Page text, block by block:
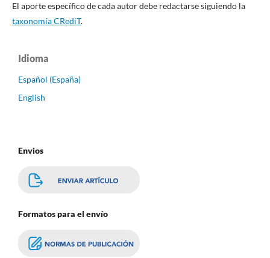
El aporte específico de cada autor debe redactarse siguiendo la
taxonomía CRediT.
Idioma
Español (España)
English
Envios
Formatos para el envío